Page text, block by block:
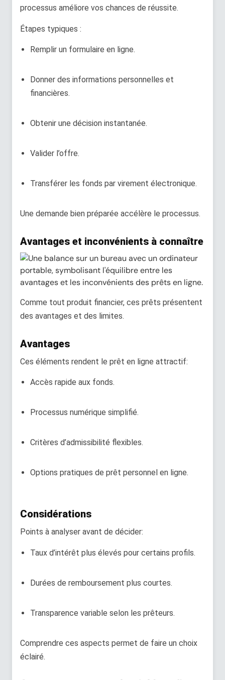
processus améliore vos chances de réussite.
Étapes typiques :
Remplir un formulaire en ligne.
Donner des informations personnelles et
financières.
Obtenir une décision instantanée.
Valider l’offre.
Transférer les fonds par virement électronique.
Une demande bien préparée accélère le processus.
Avantages et inconvénients à connaître
Comme tout produit financier, ces prêts présentent
des avantages et des limites.
Avantages
Ces éléments rendent le prêt en ligne attractif:
Accès rapide aux fonds.
Processus numérique simplifié.
Critères d’admissibilité flexibles.
Options pratiques de prêt personnel en ligne.
Considérations
Points à analyser avant de décider:
Taux d’intérêt plus élevés pour certains profils.
Durées de remboursement plus courtes.
Transparence variable selon les prêteurs.
Comprendre ces aspects permet de faire un choix
éclairé.